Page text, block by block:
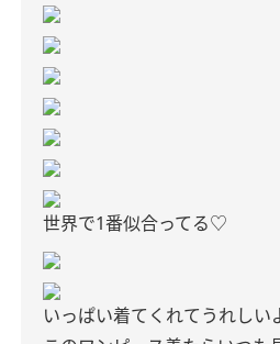
世界で1番似合ってる♡
いっぱい着てくれてうれし